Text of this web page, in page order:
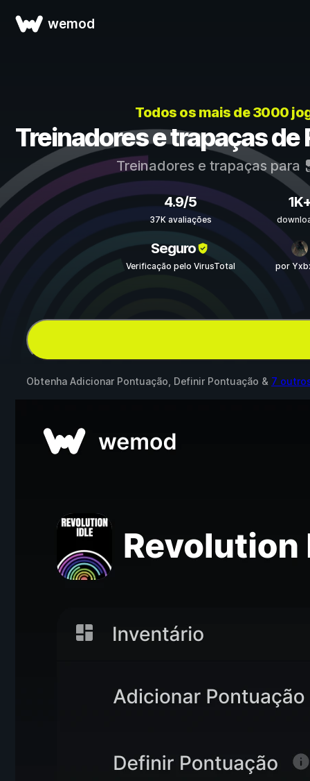
wemod
Todos os mais de 3000
Treinadores e trapaças de
Treinadores e trapaças para
4.9/5
37K avaliações
Seguro
Verificação pelo VirusTotal por
Obtenha Adicionar Pontuação, Definir Pontuação & 7